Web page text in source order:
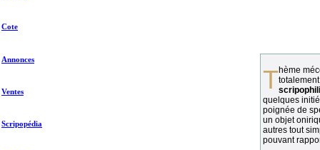
Cote
Annonces
Ventes
Scripopédia
Thème méconnu des collectionneurs et
quelques
poignée de
un objet
autres tout
pouvant